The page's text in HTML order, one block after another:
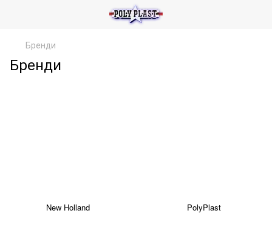
Бренди
Бренди
New Holland PolyPlast